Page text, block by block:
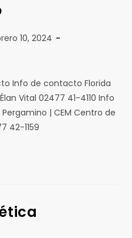
10, 2024
Info de contacto Florida
Vital 02477 41-4110 Info
| CEM Centro de
42-1159